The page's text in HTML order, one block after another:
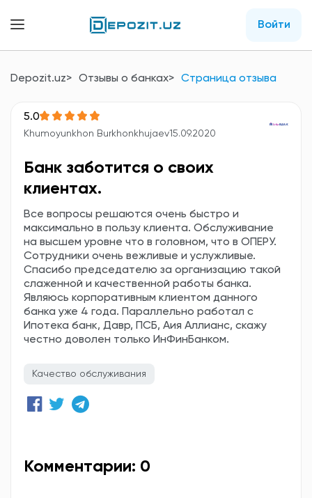
Войти
Depozit.uz Отзывы о банках Страница отзыва
5.0
Khumoyunkhon Burkhonkhujaev15.09.2020
Банк заботится о своих
клиентах.
Все вопросы решаются очень быстро и
максимально в пользу клиента. Обслуживание
на высшем уровне что в головном, что в ОПЕРУ.
Сотрудники очень вежливые и услужливые.
Спасибо председателю за организацию такой
слаженной и качественной работы банка.
Являюсь корпоративным клиентом данного
банка уже 4 года. Параллельно работал с
Ипотека банк, Давр, ПСБ, Аия Аллианс, скажу
честно доволен только ИнФинБанком.
Качество обслуживания
Комментарии: 0